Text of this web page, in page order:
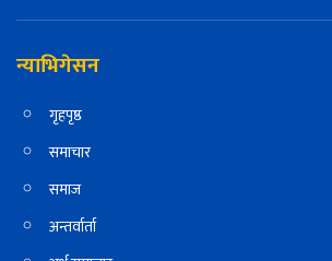
न्याभिगेसन
गृहपृष्ठ
समाचार
समाज
अन्तर्वार्ता